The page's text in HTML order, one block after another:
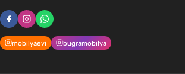
mobilyaevi bugramobilya